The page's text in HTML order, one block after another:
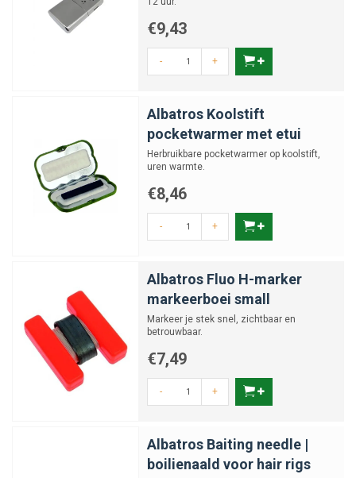
€9,43
- +
Albatros Koolstift
pocketwarmer met etui
Herbruikbare pocketwarmer op koolstift,
uren warmte.
€8,46
- +
Albatros Fluo H-marker
markeerboei small
Markeer je stek snel, zichtbaar en
betrouwbaar.
€7,49
- +
Albatros Baiting needle |
boilienaald voor hair rigs